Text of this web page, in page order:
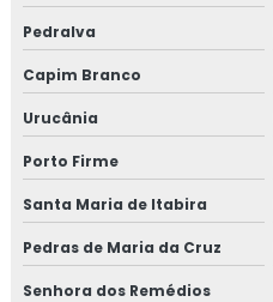
Pedralva
Capim Branco
Urucânia
Porto Firme
Santa Maria de Itabira
Pedras de Maria da Cruz
Senhora dos Remédios